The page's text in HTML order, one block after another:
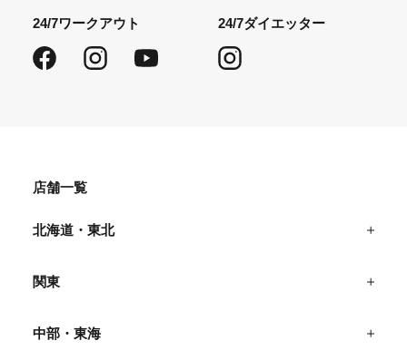
24/7ワークアウト
FacebookInstagram
24/7ダイエッター
店舗一覧
北海道・東北
関東
中部・東海